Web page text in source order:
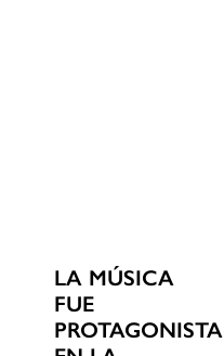
LA MÚSICA
FUE
PROTAGONISTA